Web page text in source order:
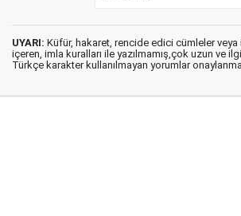
UYARI: Küfür, hakaret, rencide edici cümleler veya
içeren, imla kuralları ile yazılmamış,çok uzun ve
Türkçe karakter kullanılmayan yorumlar